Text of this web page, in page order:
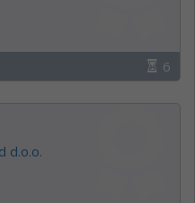
6
d.o.o.